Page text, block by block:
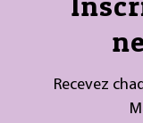
Recevez